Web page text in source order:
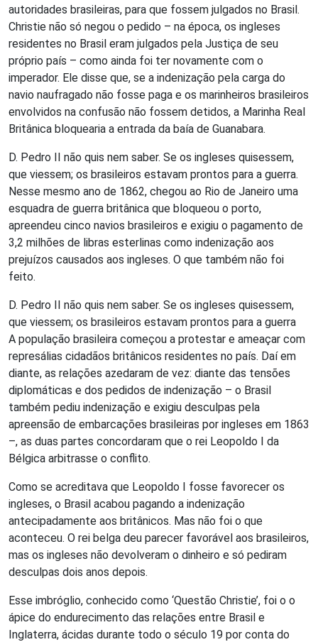
autoridades brasileiras, para que fossem julgados no Brasil.
Christie não só negou o pedido – na época, os ingleses
residentes no Brasil eram julgados pela Justiça de seu
próprio país – como ainda foi ter novamente com o
imperador. Ele disse que, se a indenização pela carga do
navio naufragado não fosse paga e os marinheiros brasileiros
envolvidos na confusão não fossem detidos, a Marinha Real
Britânica bloquearia a entrada da baía de Guanabara.
D. Pedro II não quis nem saber. Se os ingleses quisessem,
que viessem; os brasileiros estavam prontos para a guerra.
Nesse mesmo ano de 1862, chegou ao Rio de Janeiro uma
esquadra de guerra britânica que bloqueou o porto,
apreendeu cinco navios brasileiros e exigiu o pagamento de
3,2 milhões de libras esterlinas como indenização aos
prejuízos causados aos ingleses. O que também não foi
feito.
D. Pedro II não quis nem saber. Se os ingleses quisessem,
que viessem; os brasileiros estavam prontos para a guerra
A população brasileira começou a protestar e ameaçar com
represálias cidadãos britânicos residentes no país. Daí em
diante, as relações azedaram de vez: diante das tensões
diplomáticas e dos pedidos de indenização – o Brasil
também pediu indenização e exigiu desculpas pela
apreensão de embarcações brasileiras por ingleses em 1863
–, as duas partes concordaram que o rei Leopoldo I da
Bélgica arbitrasse o conflito.
Como se acreditava que Leopoldo I fosse favorecer os
ingleses, o Brasil acabou pagando a indenização
antecipadamente aos britânicos. Mas não foi o que
aconteceu. O rei belga deu parecer favorável aos brasileiros,
mas os ingleses não devolveram o dinheiro e só pediram
desculpas dois anos depois.
Esse imbróglio, conhecido como ‘Questão Christie’, foi o o
ápice do endurecimento das relações entre Brasil e
Inglaterra, ácidas durante todo o século 19 por conta do